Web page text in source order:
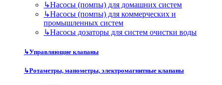
↳Насосы (помпы) для домашних систем
↳Насосы (помпы) для коммерческих и
промышленных систем
↳Насосы дозаторы для систем очистки воды
↳Управляющие клапаны
↳Ротаметры, манометры, электромагнитные клапаны